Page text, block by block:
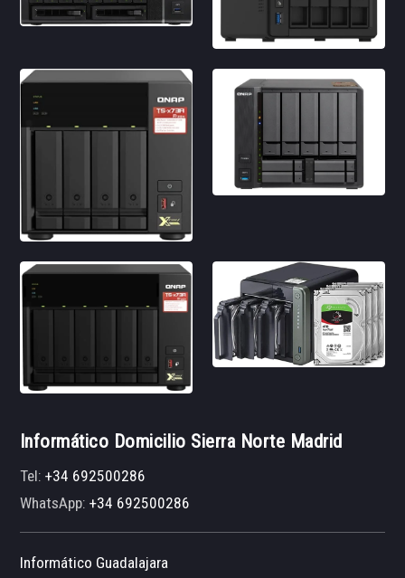
Informático Domicilio Sierra Norte Madrid
Tel:+34 692500286
WhatsApp:+34 692500286
Informático Guadalajara